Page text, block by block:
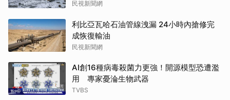
民視新聞網
利比亞瓦哈石油管線洩漏 24小時內搶修完
成恢復輸油
民視新聞網
AI創16種病毒殺菌力更強！開源模型恐遭濫
用 專家憂淪生物武器
TVBS